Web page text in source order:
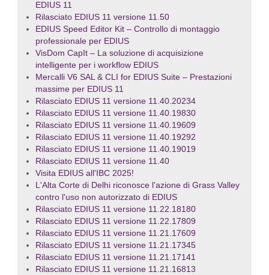
EDIUS 11
Rilasciato EDIUS 11 versione 11.50
EDIUS Speed Editor Kit – Controllo di montaggio
professionale per EDIUS
VisDom CapIt – La soluzione di acquisizione
intelligente per i workflow EDIUS
Mercalli V6 SAL & CLI for EDIUS Suite – Prestazioni
massime per EDIUS 11
Rilasciato EDIUS 11 versione 11.40.20234
Rilasciato EDIUS 11 versione 11.40.19830
Rilasciato EDIUS 11 versione 11.40.19609
Rilasciato EDIUS 11 versione 11.40.19292
Rilasciato EDIUS 11 versione 11.40.19019
Rilasciato EDIUS 11 versione 11.40
Visita EDIUS all'IBC 2025!
L'Alta Corte di Delhi riconosce l'azione di Grass Valley
contro l'uso non autorizzato di EDIUS
Rilasciato EDIUS 11 versione 11.22.18180
Rilasciato EDIUS 11 versione 11.22.17809
Rilasciato EDIUS 11 versione 11.21.17609
Rilasciato EDIUS 11 versione 11.21.17345
Rilasciato EDIUS 11 versione 11.21.17141
Rilasciato EDIUS 11 versione 11.21.16813